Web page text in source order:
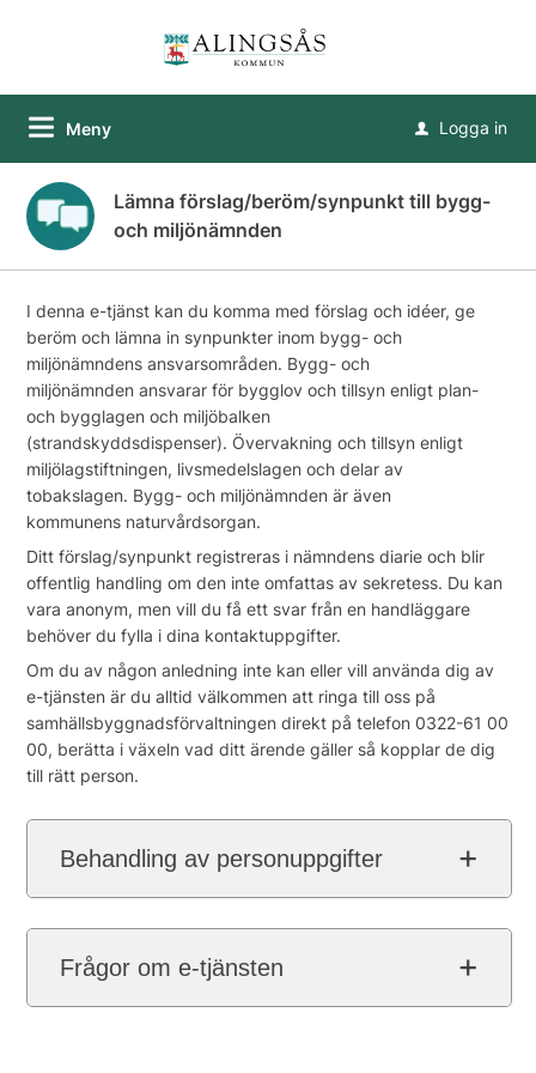
Meny u Logga in
Lämna förslag/beröm/synpunkt till bygg-
och miljönämnden
I denna e-tjänst kan du komma med förslag och idéer, ge
beröm och lämna in synpunkter inom bygg- och
miljönämndens ansvarsområden. Bygg- och
miljönämnden ansvarar för bygglov och tillsyn enligt plan-
och bygglagen och miljöbalken
(strandskyddsdispenser). Övervakning och tillsyn enligt
miljölagstiftningen, livsmedelslagen och delar av
tobakslagen. Bygg- och miljönämnden är även
kommunens naturvårdsorgan.
Ditt förslag/synpunkt registreras i nämndens diarie och blir
offentlig handling om den inte omfattas av sekretess. Du kan
vara anonym, men vill du få ett svar från en handläggare
behöver du fylla i dina kontaktuppgifter.
Om du av någon anledning inte kan eller vill använda dig av
e-tjänsten är du alltid välkommen att ringa till oss på
samhällsbyggnadsförvaltningen direkt på telefon 0322-61 00
00, berätta i växeln vad ditt ärende gäller så kopplar de dig
till rätt person.
Behandling av personuppgifter
Frågor om e-tjänsten